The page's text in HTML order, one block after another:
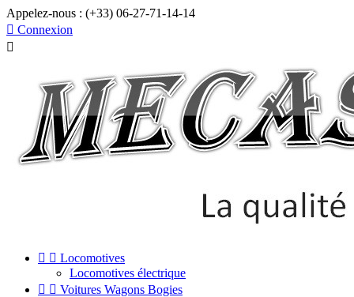
Appelez-nous : (+33) 06-27-71-14-14
 Connexion

  Locomotives
Locomotives électrique
  Voitures Wagons Bogies